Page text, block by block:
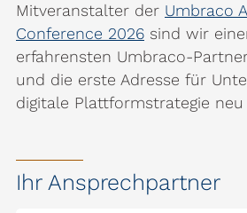
Mitveranstalter der Umbraco
Conference 2026 sind wir
erfahrensten Umbraco-
und die erste Adresse für
digitale Plattformstrategie neu
Ihr Ansprechpartner